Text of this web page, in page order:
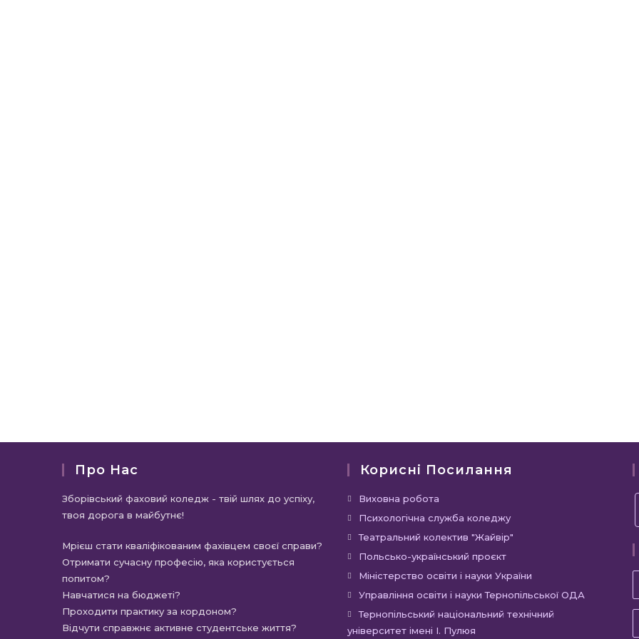
Про Нас
Зборівський фаховий коледж - твій шлях до успіху,
твоя дорога в майбутнє!
Мрієш стати кваліфікованим фахівцем своєї справи?
Отримати сучасну професію, яка користується
попитом?
Навчатися на бюджеті?
Проходити практику за кордоном?
Відчути справжнє активне студентське життя?
Корисні Посилання
Виховна роботаВідкриється
в
новій
вкладці
Психологічна служба коледжуВідкриється
в
вкладці
Театральний колектив "Жайвір"Відкриється
новій
вкладці
Польсько-український проєктВідкриється
в
новій
вкладці
Міністерство освіти і науки УкраїниВідкриється
в
новій
Управління освіти і науки Тернопільської ОДА
Тернопільський національний технічний
університет імені І. Пулюя